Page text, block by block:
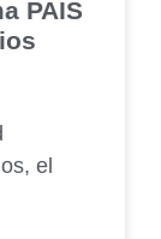
PAIS
el